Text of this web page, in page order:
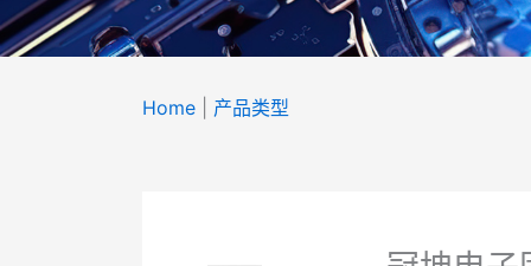
Home 产品类型